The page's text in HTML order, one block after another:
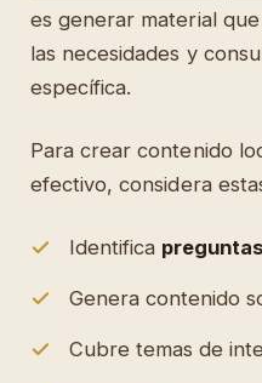
es generar material
las necesidades y
específica.
Para crear contenido
efectivo, considera
Identifica
Genera contenido
Cubre temas de